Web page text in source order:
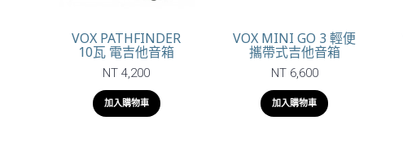
VOX PATHFINDER
10瓦 電吉他音箱
NT 4,200
加入購物車
VOX MINI GO 3 輕便
攜帶式吉他音箱
NT 6,600
加入購物車